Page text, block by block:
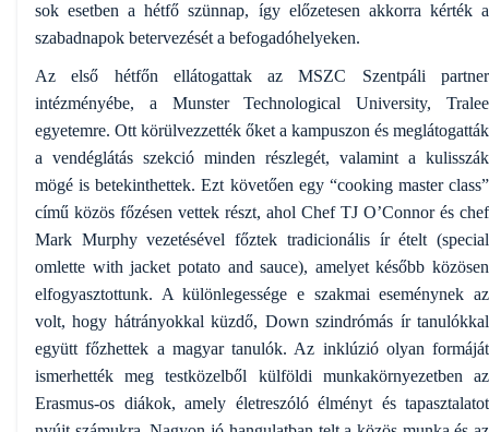
sok esetben a hétfő szünnap, így előzetesen akkorra kérték a
szabadnapok betervezését a befogadóhelyeken.
Az első hétfőn ellátogattak az MSZC Szentpáli partner
intézményébe, a Munster Technological University, Tralee
egyetemre. Ott körülvezzették őket a kampuszon és meglátogatták
a vendéglátás szekció minden részlegét, valamint a kulisszák
mögé is betekinthettek. Ezt követően egy “cooking master class”
című közös főzésen vettek részt, ahol Chef TJ O’Connor és chef
Mark Murphy vezetésével főztek tradicionális ír ételt (special
omlette with jacket potato and sauce), amelyet később közösen
elfogyasztottunk. A különlegessége e szakmai eseménynek az
volt, hogy hátrányokkal küzdő, Down szindrómás ír tanulókkal
együtt főzhettek a magyar tanulók. Az inklúzió olyan formáját
ismerhették meg testközelből külföldi munkakörnyezetben az
Erasmus-os diákok, amely életreszóló élményt és tapasztalatot